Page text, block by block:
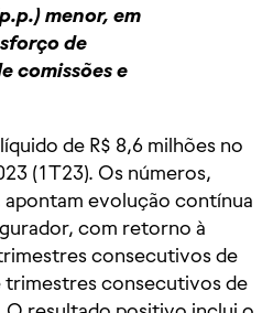
menor, em
de
comissões e
de R$ 8,6 milhões no
(1T23). Os números,
evolução contínua
com retorno à
consecutivos de
trimestres consecutivos de